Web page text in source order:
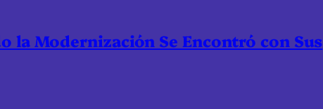
la Modernización Se Encontró con Sus